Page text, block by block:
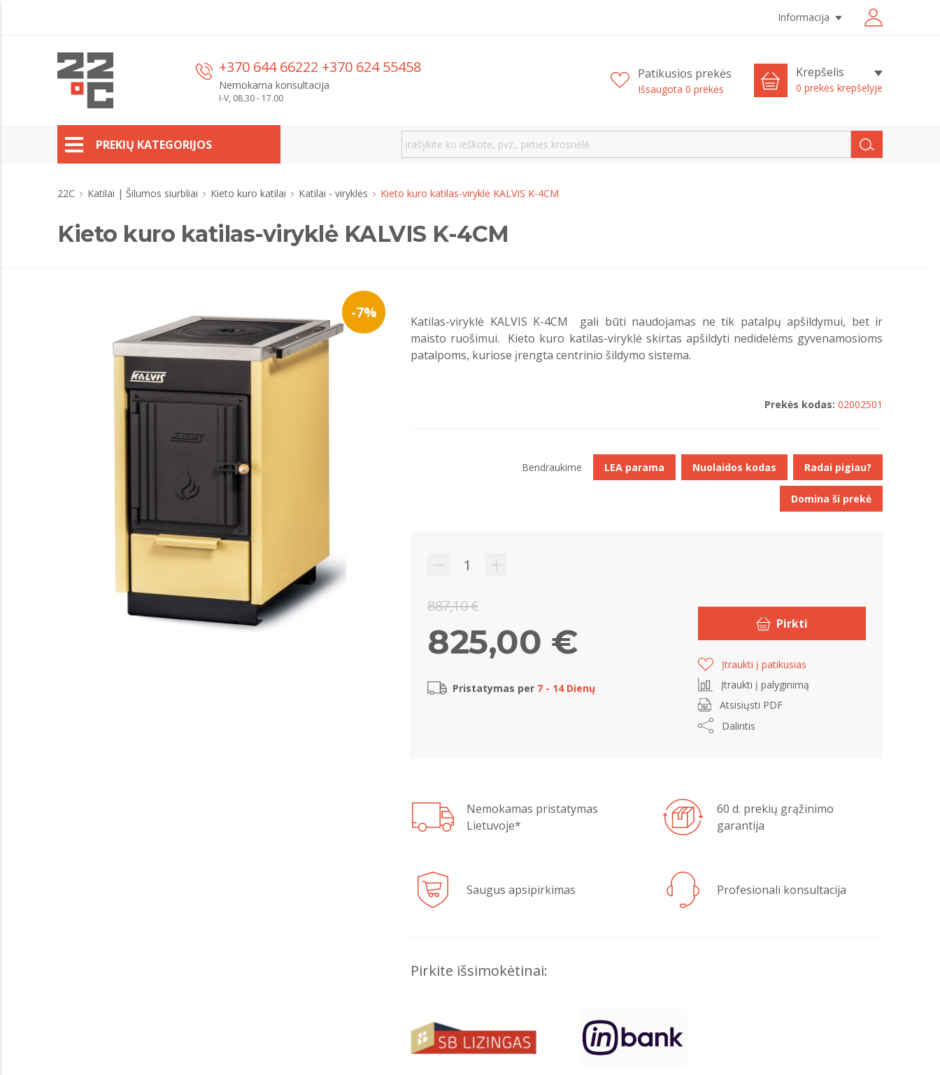
Informacija
+370 644 66222 +370 624 55458
Nemokama konsultacija
I-V, 08.30 - 17.00
Patikusios prekės
Išsaugota 0 prekės
Krepšelis
0 prekės krepšelyje
PREKIŲ KATEGORIJOS
22C Katilai | Šilumos siurbliai Kieto kuro katilai Katilai - viryklės Kieto kuro katilas-viryklė KALVIS K-4CM
Kieto kuro katilas-viryklė KALVIS K-4CM
-7%
Katilas-viryklė KALVIS K-4CM gali būti naudojamas ne tik patalpų apšildymui, bet ir
maisto ruošimui. Kieto kuro katilas-viryklė skirtas apšildyti nedidelėms gyvenamosioms
patalpoms, kuriose įrengta centrinio šildymo sistema.
Prekės kodas: 02002501
887,10 €
825,00 €
Pristatymas per 7 - 14 Dienų
Pirkti
Įtraukti į patikusias
Įtraukti į palyginimą
Atsisiųsti PDF
Dalintis
Nemokamas pristatymas
Lietuvoje*
60 d. prekių grąžinimo
garantija
Saugus apsipirkimas Profesionali konsultacija
Pirkite išsimokėtinai:
Bendraukime LEA parama Nuolaidos kodas Radai pigiau?
Domina ši prekė